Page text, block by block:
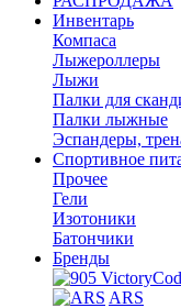
Инвентарь
Компаса
Лыжероллеры
Лыжи
Палки для
Палки лыжные
Эспандеры,
Спортивное
Прочее
Гели
Изотоники
Батончики
Бренды
ARS